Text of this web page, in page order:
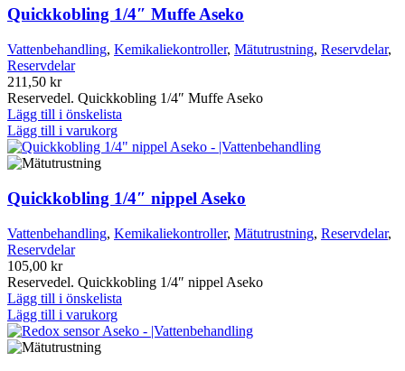
Quickkobling 1/4″ Muffe Aseko
Vattenbehandling, Kemikaliekontroller, Mätutrustning, Reservdelar,
Reservdelar
211,50 kr
Reservedel. Quickkobling 1/4″ Muffe Aseko
Lägg till i önskelista
Lägg till i varukorg
Quickkobling 1/4″ nippel Aseko
Vattenbehandling, Kemikaliekontroller, Mätutrustning, Reservdelar,
Reservdelar
105,00 kr
Reservedel. Quickkobling 1/4″ nippel Aseko
Lägg till i önskelista
Lägg till i varukorg